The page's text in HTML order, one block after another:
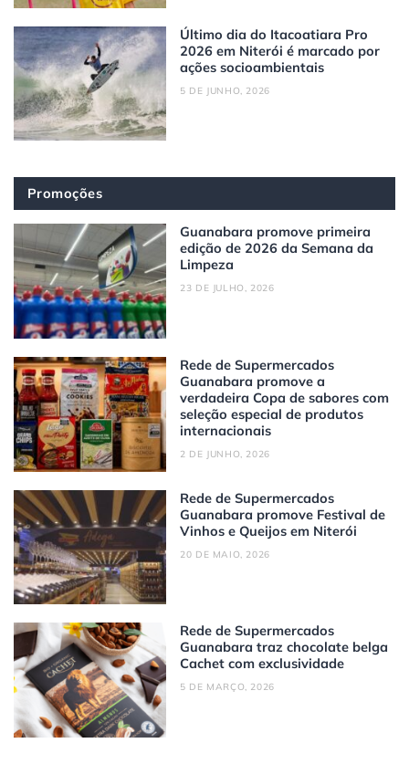
Último dia do Itacoatiara Pro
2026 em Niterói é marcado por
ações socioambientais
5 DE JUNHO, 2026
Promoções
Guanabara promove primeira
edição de 2026 da Semana da
Limpeza
23 DE JULHO, 2026
Rede de Supermercados
Guanabara promove a
verdadeira Copa de sabores com
seleção especial de produtos
internacionais
2 DE JUNHO, 2026
Rede de Supermercados
Guanabara promove Festival de
Vinhos e Queijos em Niterói
20 DE MAIO, 2026
Rede de Supermercados
Guanabara traz chocolate belga
Cachet com exclusividade
5 DE MARÇO, 2026